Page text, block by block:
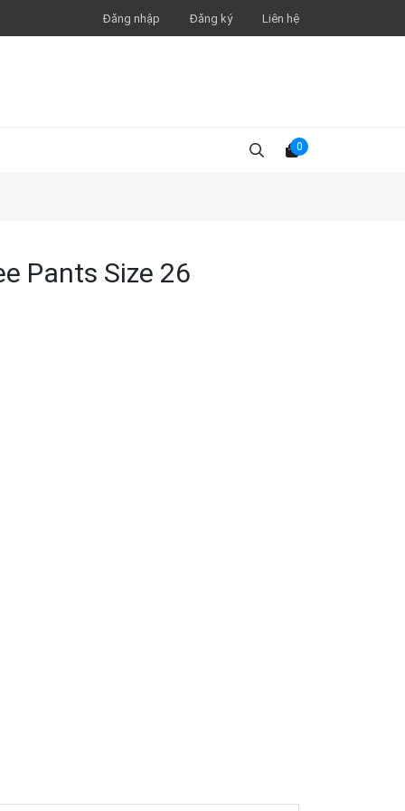
Đăng nhập Đăng ký Liên hệ
0
Pants Size 26